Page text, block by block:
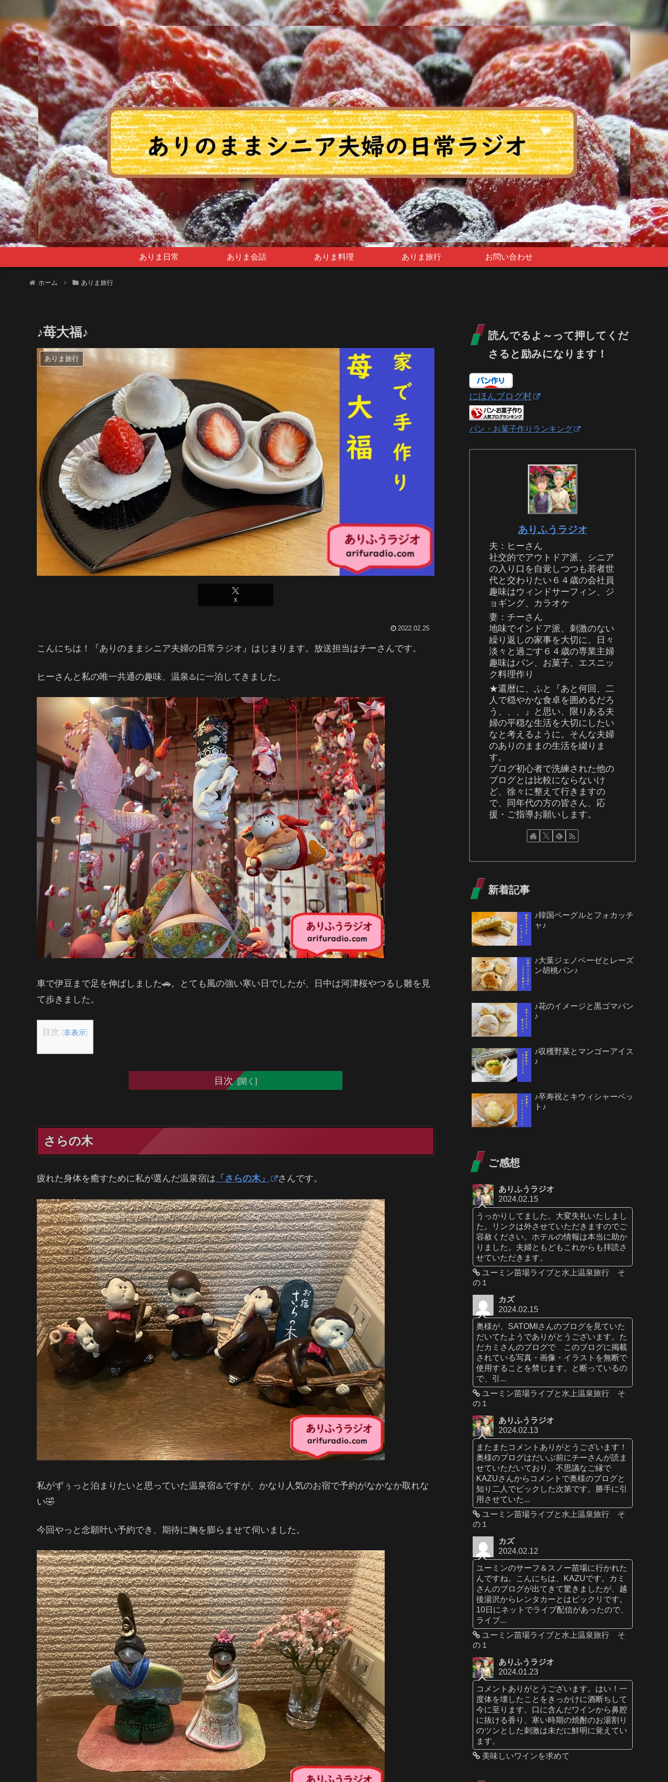
シニア夫婦
ありま日常 ありま会話 ありま料理 ありま旅行 お問い合わせ
ホーム ありま旅行
♪苺大福♪
ありま旅行
X
2022.02.25
こんにちは！『ありのままシニア夫婦の日常ラジオ』はじまります。放送担当はチーさんです。
ヒーさんと私の唯一共通の趣味、温泉♨️に一泊してきました。
車で伊豆まで足を伸ばしました🚗。とても風の強い寒い日でしたが、日中は河津桜やつるし雛を見
て歩きました。
目次 [非表示]
目次
さらの木
疲れた身体を癒すために私が選んだ温泉宿は 「さらの木」 さんです。
私がずぅっと泊まりたいと思っていた温泉宿♨️ですが、かなり人気のお宿で予約がなかなか取れな
い🤣
今回やっと念願叶い予約でき、期待に胸を膨らませて伺いました。
読んでるよ～って押してくだ
さると励みになります！
にほんブログ村
パン・お菓子作りランキング
ありふうラジオ
夫：ヒーさん
社交的でアウトドア派、シニア
の入り口を自覚しつつも若者世
代と交わりたい６４歳の会社員
趣味はウィンドサーフィン、ジ
ョギング、カラオケ
妻：チーさん
地味でインドア派、刺激のない
繰り返しの家事を大切に、日々
淡々と過ごす６４歳の専業主婦
趣味はパン、お菓子、エスニッ
ク料理作り
★還暦に、ふと『あと何回、二
人で穏やかな食卓を囲めるだろ
う、、、』と思い、限りある夫
婦の平穏な生活を大切にしたい
なと考えるように。そんな夫婦
のありのままの生活を綴りま
す。
ブログ初心者で洗練された他の
ブログとは比較にならないけ
ど、徐々に整えて行きますの
で、同年代の方の皆さん、応
援・ご指導お願いします。
新着記事
♪韓国ベーグルとフォカッチ
ャ♪
♪大葉ジェノベーゼとレーズ
ン胡桃パン♪
♪花のイメージと黒ゴマパン
♪
♪収穫野菜とマンゴーアイス
♪
♪卒寿祝とキウィシャーベッ
ト♪
ご感想
ありふうラジオ
2024.02.15
うっかりしてました。大変失礼いたしまし
た。リンクは外させていただきますのでご
容赦ください。ホテルの情報は本当に助か
りました。夫婦ともどもこれからも拝読さ
せていただきます。
ユーミン苗場ライブと水上温泉旅行 そ
の１
カズ
2024.02.15
奥様が、SATOMIさんのブログを見ていた
だいてたようでありがとうございます。た
だカミさんのブログで このブログに掲載
されている写真・画像・イラストを無断で
使用することを禁じます。と断っているの
で、引...
ユーミン苗場ライブと水上温泉旅行 そ
の１
ありふうラジオ
2024.02.13
またまたコメントありがとうございます！
奥様のブログはだいぶ前にチーさんが読ま
せていただいており、不思議なご縁で
KAZUさんからコメントで奥様のブログと
知り二人でビックした次第です。勝手に引
用させていた...
ユーミン苗場ライブと水上温泉旅行 そ
の１
カズ
2024.02.12
ユーミンのサーフ＆スノー苗場に行かれた
んですね。こんにちは、KAZUです。カミ
さんのブログが出てきて驚きましたが、越
後湯沢からレンタカーとはビックリです。
10日にネットでライブ配信があったので、
ライブ...
ユーミン苗場ライブと水上温泉旅行 そ
の１
ありふうラジオ
2024.01.23
コメントありがとうございます。はい！一
度体を壊したことをきっかけに酒断ちして
今に至ります。口に含んだワインから鼻腔
に抜ける香り、寒い時期の焼酎のお湯割り
のツンとした刺激は未だに鮮明に覚えてい
ます。
美味しいワインを求めて